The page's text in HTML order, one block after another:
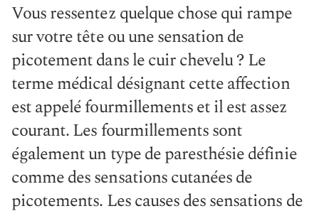
Vous ressentez quelque chose qui rampe
sur votre tête ou une sensation de
picotement dans le cuir chevelu ? Le
terme médical désignant cette affection
est appelé fourmillements et il est assez
courant. Les fourmillements sont
également un type de paresthésie définie
comme des sensations cutanées de
picotements. Les causes des sensations de